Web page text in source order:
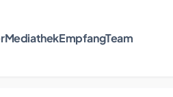
MediathekEmpfangTeam